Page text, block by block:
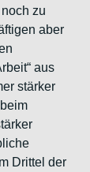
zu
aber
aus
stärker
Drittel der